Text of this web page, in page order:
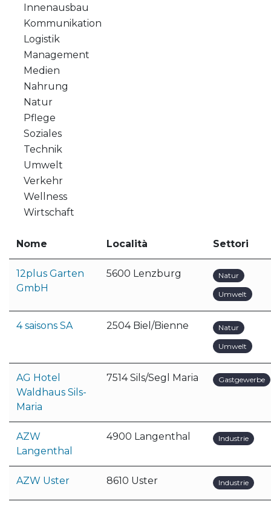
Innenausbau
Kommunikation
Logistik
Management
Medien
Nahrung
Natur
Pflege
Soziales
Technik
Umwelt
Verkehr
Wellness
Wirtschaft
Nome Località Settori
12plus Garten
GmbH
5600 Lenzburg Natur
Umwelt
4 saisons SA 2504 Biel/Bienne Natur
Umwelt
AG Hotel
Waldhaus Sils-
Maria
7514 Sils/Segl Maria Gastgewerbe
AZW
Langenthal
4900 Langenthal Industrie
AZW Uster 8610 Uster Industrie